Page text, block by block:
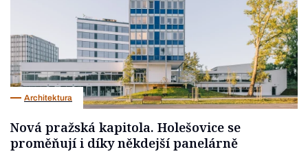
Architektura
Nová pražská kapitola. Holešovice se
proměňují i díky někdejší panelárně